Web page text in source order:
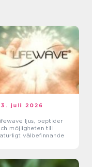
juli 2026
ljus, peptider
möjligheten till
välbefinnande